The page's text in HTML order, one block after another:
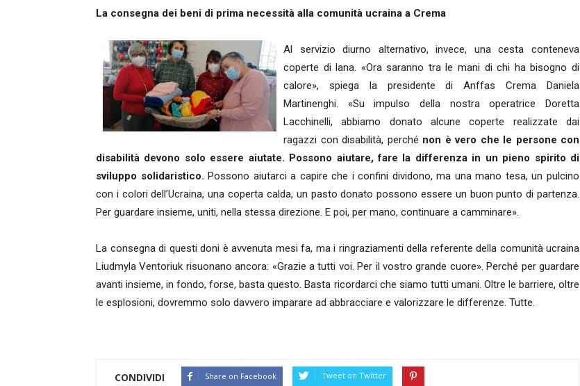
La consegna dei beni di prima necessità alla comunità ucraina a Crema
Al servizio diurno alternativo, invece, una cesta conteneva
coperte di lana. «Ora saranno tra le mani di chi ha bisogno di
calore», spiega la presidente di Anffas Crema Daniela
Martinenghi. «Su impulso della nostra operatrice Doretta
Lacchinelli, abbiamo donato alcune coperte realizzate dai
ragazzi con disabilità, perché non è vero che le persone con
disabilità devono solo essere aiutate. Possono aiutare, fare la differenza in un pieno spirito di
sviluppo solidaristico. Possono aiutarci a capire che i confini dividono, ma una mano tesa, un pulcino
con i colori dell’Ucraina, una coperta calda, un pasto donato possono essere un buon punto di partenza.
Per guardare insieme, uniti, nella stessa direzione. E poi, per mano, continuare a camminare».
La consegna di questi doni è avvenuta mesi fa, ma i ringraziamenti della referente della comunità ucraina
Liudmyla Ventoriuk risuonano ancora: «Grazie a tutti voi. Per il vostro grande cuore». Perché per guardare
avanti insieme, in fondo, forse, basta questo. Basta ricordarci che siamo tutti umani. Oltre le barriere, oltre
le esplosioni, dovremmo solo davvero imparare ad abbracciare e valorizzare le differenze. Tutte.
CONDIVIDI Share on Facebook Tweet on Twitter